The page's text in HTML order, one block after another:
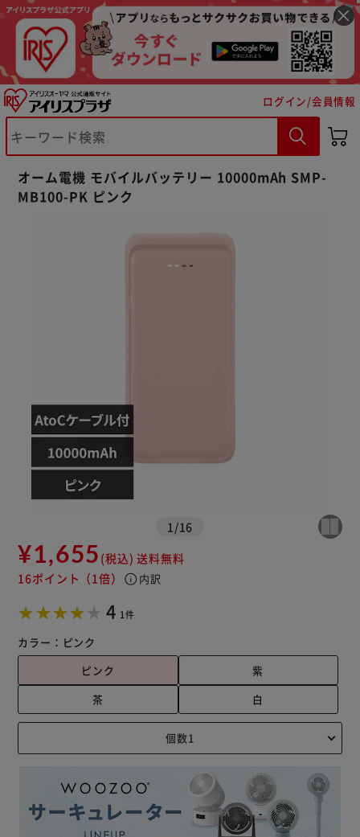
ログイン/会員情報
オーム電機 モバイルバッテリー 10000mAh SMP-
MB100-PK ピンク
1 /16
¥1,655 (税込) 送料無料
16ポイント （1倍） info 内訳
4 1件
カラー： ピンク
ピンク
紫
茶
白
※ご確認ください
カートに入れる